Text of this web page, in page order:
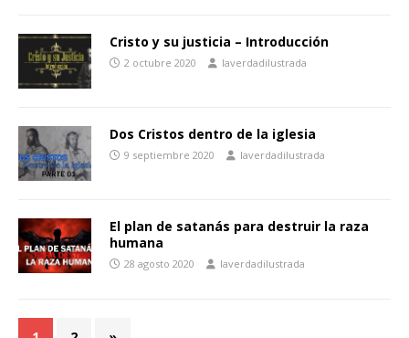
Cristo y su justicia – Introducción
2 octubre 2020 laverdadilustrada
Dos Cristos dentro de la iglesia
9 septiembre 2020 laverdadilustrada
El plan de satanás para destruir la raza
humana
28 agosto 2020 laverdadilustrada